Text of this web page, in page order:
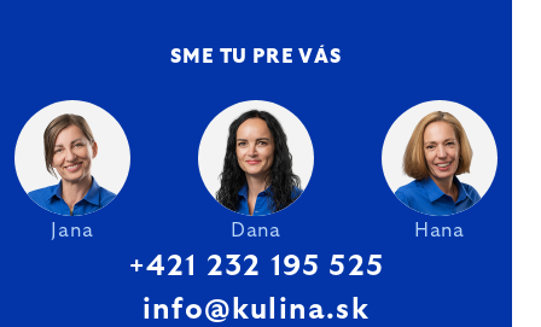
SME TU PRE VÁS
Jana Dana Hana
+421 232 195 525
info@kulina.sk